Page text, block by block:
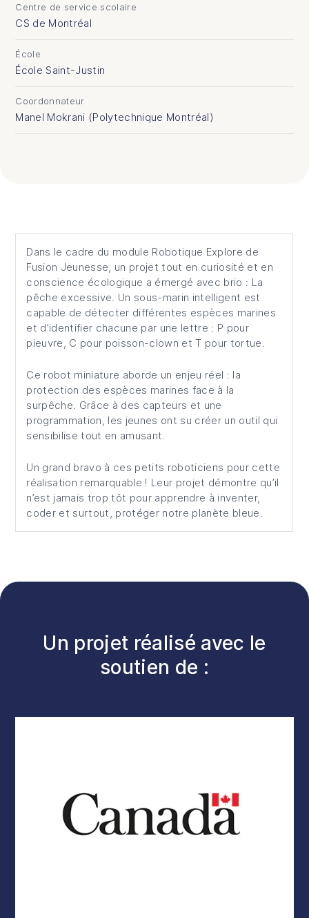
Centre de service scolaire
CS de Montréal
École
École Saint-Justin
Coordonnateur
Manel Mokrani (Polytechnique Montréal)
Dans le cadre du module Robotique Explore de
Fusion Jeunesse, un projet tout en curiosité et en
conscience écologique a émergé avec brio : La
pêche excessive. Un sous-marin intelligent est
capable de détecter différentes espèces marines
et d’identifier chacune par une lettre : P pour
pieuvre, C pour poisson-clown et T pour tortue.
Ce robot miniature aborde un enjeu réel : la
protection des espèces marines face à la
surpêche. Grâce à des capteurs et une
programmation, les jeunes ont su créer un outil qui
sensibilise tout en amusant.
Un grand bravo à ces petits roboticiens pour cette
réalisation remarquable ! Leur projet démontre qu’il
n’est jamais trop tôt pour apprendre à inventer,
coder et surtout, protéger notre planète bleue.
Un projet réalisé avec le
soutien de :